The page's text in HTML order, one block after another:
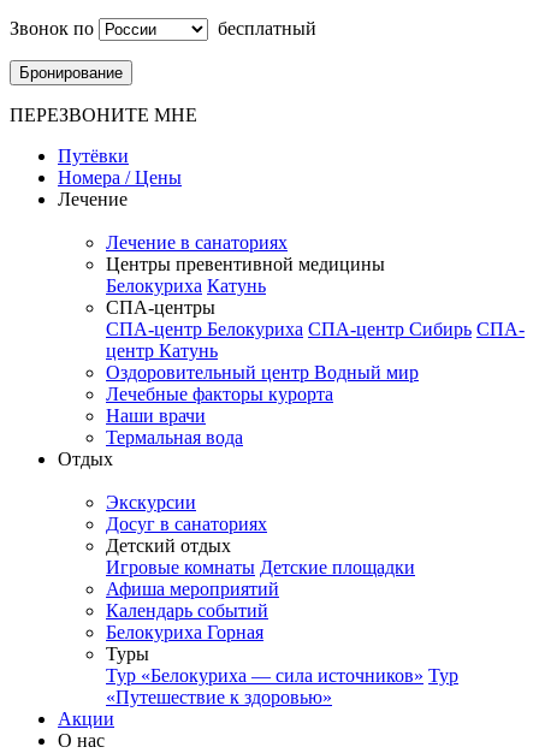
Звонок по
бесплатный
Бронирование
ПЕРЕЗВОНИТЕ МНЕ
Путёвки
Номера / Цены
Лечение
Лечение в санаториях
Центры превентивной медицины
Белокуриха Катунь
СПА-центры
СПА-центр Белокуриха СПА-центр Сибирь СПА-
центр Катунь
Оздоровительный центр Водный мир
Лечебные факторы курорта
Наши врачи
Термальная вода
Отдых
Экскурсии
Досуг в санаториях
Детский отдых
Игровые комнаты Детские площадки
Афиша мероприятий
Календарь событий
Белокуриха Горная
Туры
Тур «Белокуриха — сила источников» Тур
«Путешествие к здоровью»
Акции
О нас